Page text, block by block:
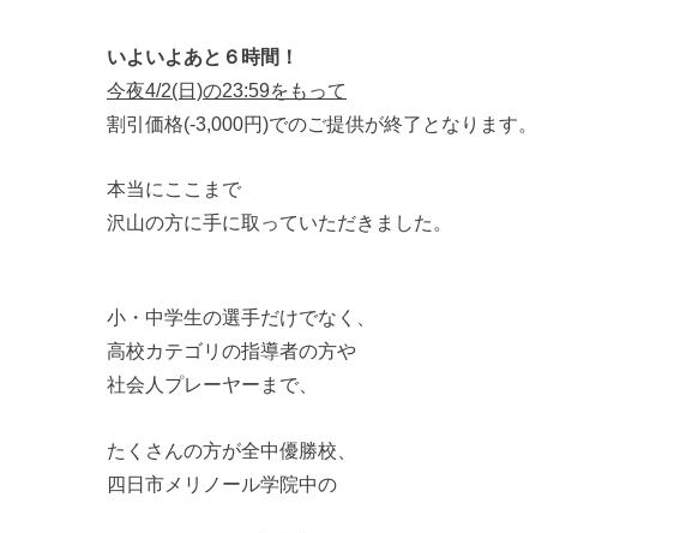
いよいよあと６時間！
今夜4/2(日)の23:59をもって
割引価格(-3,000円)でのご提供が終了となります。
本当にここまで
沢山の方に手に取っていただきました。
小・中学生の選手だけでなく、
高校カテゴリの指導者の方や
社会人プレーヤーまで、
たくさんの方が全中優勝校、
四日市メリノール学院中の